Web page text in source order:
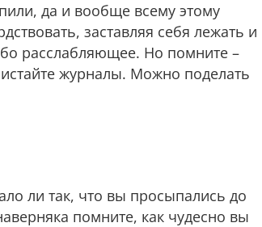
да и вообще всему этому
заставляя себя лежать и
расслабляющее. Но помните –
журналы. Можно поделать
ли так, что вы просыпались до
помните, как чудесно вы